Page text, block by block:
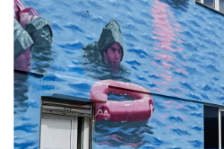
debe solicitar no seu punto de venta
Mardelaxe; tamén poden solicitar
onde lle informarán do distribuidor de
máis próximo a súa localidade.